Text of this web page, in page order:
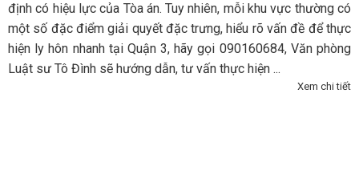
định có hiệu lực của Tòa án. Tuy nhiên, mỗi khu vực thường có
một số đặc điểm giải quyết đặc trưng, hiểu rõ vấn đề để thực
hiện ly hôn nhanh tại Quận 3, hãy gọi 090160684, Văn phòng
Luật sư Tô Đình sẽ hướng dẫn, tư vấn thực hiện ...
Xem chi tiết